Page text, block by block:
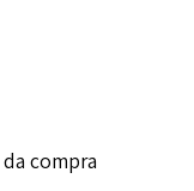
compra